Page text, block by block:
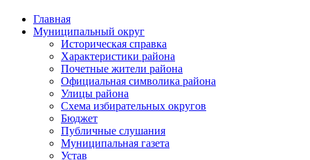
Главная
Муниципальный округ
Историческая справка
Характеристики района
Почетные жители района
Официальная символика района
Улицы района
Схема избирательных округов
Бюджет
Публичные слушания
Муниципальная газета
Устав